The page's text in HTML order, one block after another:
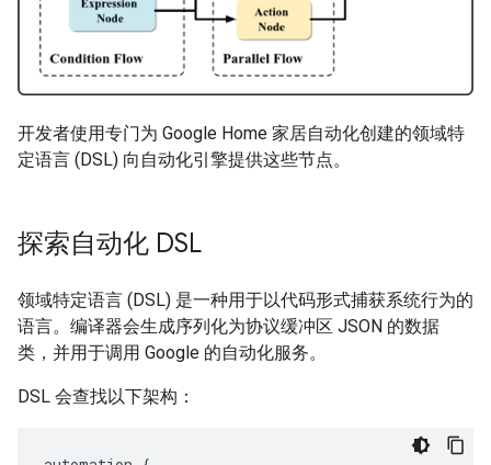
开发者使用专门为 Google Home 家居自动化创建的领域特
定语言 (DSL) 向自动化引擎提供这些节点。
探索自动化 DSL
领域特定语言 (DSL) 是一种用于以代码形式捕获系统行为的
语言。编译器会生成序列化为协议缓冲区 JSON 的数据
类，并用于调用 Google 的自动化服务。
DSL 会查找以下架构：